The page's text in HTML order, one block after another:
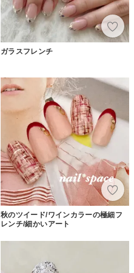
ガラスフレンチ
秋のツイード/ワインカラーの極細フ
レンチ/細かいアート